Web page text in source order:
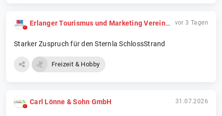
Erlanger Tourismus und Marketing Verein e.V. vor 3 Tagen
Starker Zuspruch für den Sternla SchlossStrand
Freizeit & Hobby
Carl Lönne & Sohn GmbH 31.07.2026